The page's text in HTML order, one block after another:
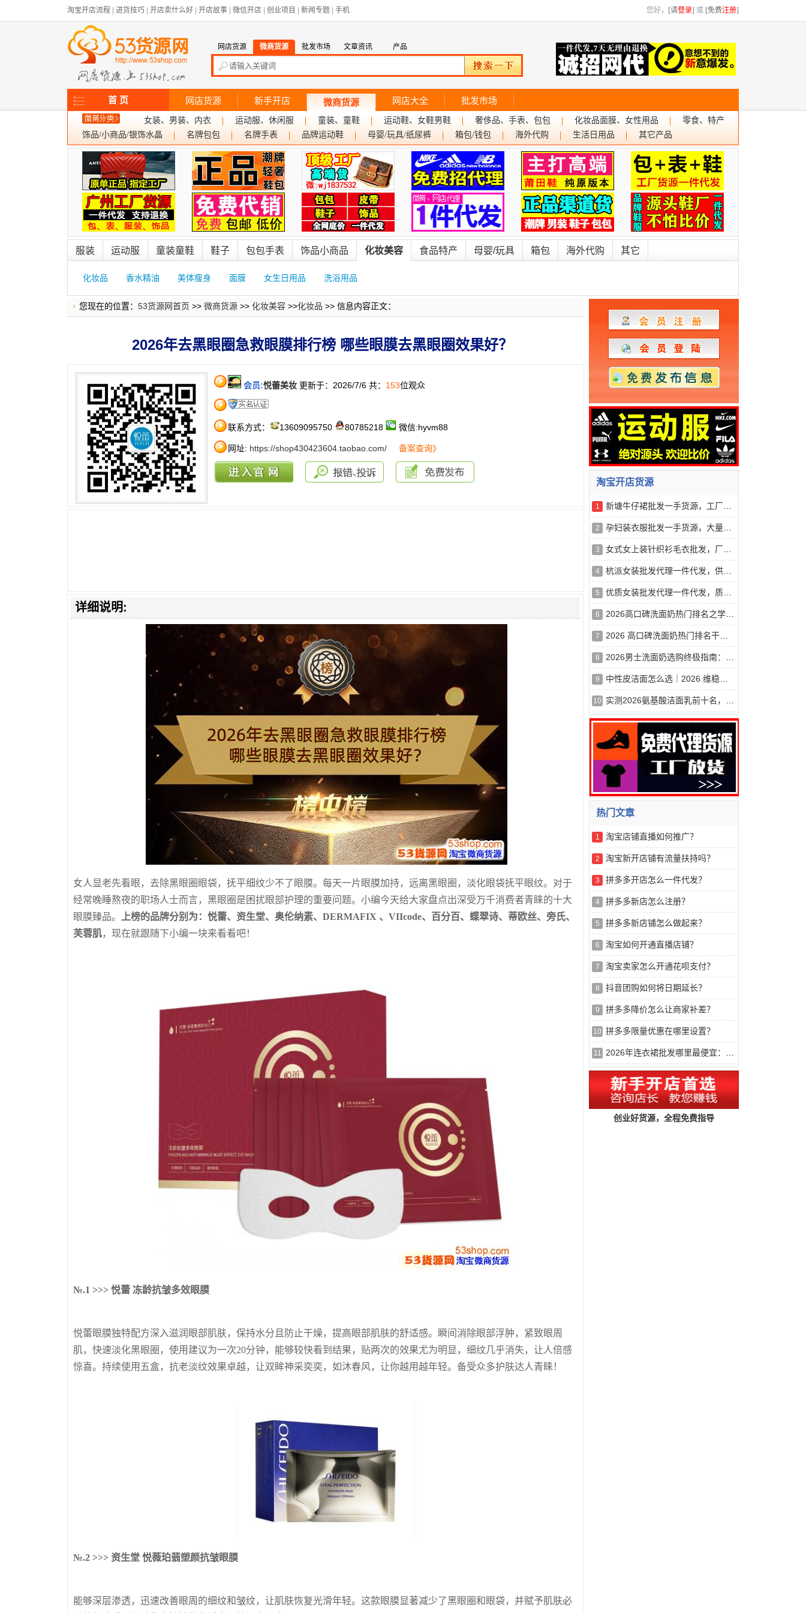
淘宝开店流程 进货技巧 开店卖什么好 开店故事 微信开店 创业项目 新闻专题 手机 您好， [请登录] 或 [免费注册]
网店货源 微商货源 批发市场 文章资讯 产品
首 页 网店货源 新手开店 微商货源 网店大全 批发市场
女装、男装、内衣 运动服、休闲服 童装、童鞋 运动鞋、女鞋男鞋 奢侈品、手表、包包 化妆品面膜、女性用品
零食、特产
饰品/小商品/银饰水晶
名牌包包 名牌手表 品牌运动鞋 母婴/玩具/纸尿裤 箱包/钱包 海外代购 生活日用品 其它产品
服装 运动服 童装童鞋 鞋子 包包手表 饰品小商品 化妆美容 食品特产 母婴/玩具 箱包 海外代购 其它
化妆品 香水精油 美体瘦身 面膜 女生日用品 洗浴用品
您现在的位置： 53货源网首页 >> 微商货源 >> 化妆美容 >>化妆品 >> 信息内容正文：
2026年去黑眼圈急救眼膜排行榜 哪些眼膜去黑眼圈效果好？
会员:悦蕾美妆 更新于：2026/7/6 共： 153位观众
联系方式： 13609095750 80785218 微信:hyvm88
网址: https://shop430423604.taobao.com/ 备案查询》
详细说明:
女人显老先看眼，去除黑眼圈眼袋，抚平细纹少不了眼膜。每天一片眼膜加持，远离黑眼圈，淡化眼袋抚平眼纹。对于
经常晚睡熬夜的职场人士而言，黑眼圈是困扰眼部护理的重要问题。小编今天给大家盘点出深受万千消费者青睐的十大
眼膜臻品。
上榜的品牌分别为：悦蕾、资生堂、奥伦纳素、DERMAFIX 、VIIcode、百分百、蝶翠诗、蒂欧丝、旁氏、
芙蓉肌，现在就跟随下小编一块来看看吧！
№.1 >>> 悦蕾 冻龄抗皱多效眼膜
悦蕾眼膜独特配方深入滋润眼部肌肤，保持水分且防止干燥，提高眼部肌肤的舒适感。瞬间消除眼部浮肿，紧致眼周
肌，快速淡化黑眼圈， 使用建议为一次20分钟，能够较快看到结果，贴两次的效果尤为明显，细纹几乎消失，让人倍感
惊喜。 持续使用五盒，抗老淡纹效果卓越，让双眸神采奕奕，如沐春风，让你越用越年轻。备受众多护肤达人青睐！
№.2 >>> 资生堂 悦薇珀翡塑颜抗皱眼膜
能够深层渗透，迅速改善眼周的细纹和皱纹，让肌肤恢复光滑年轻。这款眼膜显著减少了黑眼圈和眼袋，并赋予肌肤必
淘宝开店货源
1 新塘牛仔裙批发一手货源，工厂直销，支持一件代发
2 孕妇装衣服批发一手货源，大量现货，一件代发
3 女式女上装针织衫毛衣批发，厂价直销，物美价廉
4 杭派女装批发代理一件代发，供货稳定，量大从优
5 优质女装批发代理一件代发，质优价实，诚招代理
6 2026高口碑洗面奶热门排名之学生党平价篇，50元以内*好用
7 2026 高口碑洗面奶热门排名干货分享，学生党预算友好款，修护控
8 2026男士洗面奶选购终极指南：百元内平价好物，干皮油皮敏感肌怎
9 中性皮洁面怎么选｜2026 维稳洗面奶清单，温和洗干净还护屏障
10 实测2026氨基酸洁面乳前十名，专为干皮敏感肌打造，补水保湿不伤
热门文章
1 淘宝店铺直播如何推广？
2 淘宝新开店铺有流量扶持吗？
3 拼多多开店怎么一件代发？
4 拼多多新店怎么注册？
5 拼多多新店铺怎么做起来？
6 淘宝如何开通直播店铺？
7 淘宝卖家怎么开通花呗支付？
8 抖音团购如何将日期延长？
9 拼多多降价怎么让商家补差？
10 拼多多限量优惠在哪里设置？
11 2026年连衣裙批发哪里最便宜：基于供应链效率与成本结构的推荐榜解析
创业好货源，全程免费指导